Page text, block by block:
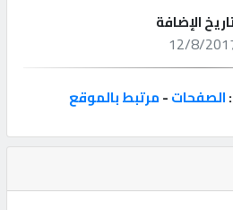
الإضافة
12/8/
الصفحات-مرتبط بالموقع